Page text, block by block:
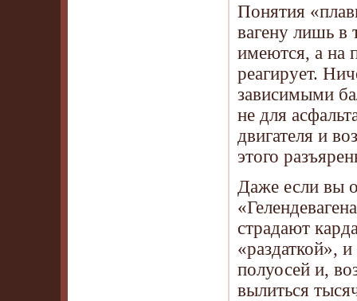
Понятия
вагену лишь в
имеются, а на
реагирует.
зависимыми
не для
двигателя и
этого
Даже если вы
страдают
«раздаткой»,
полуосей и,
вылиться